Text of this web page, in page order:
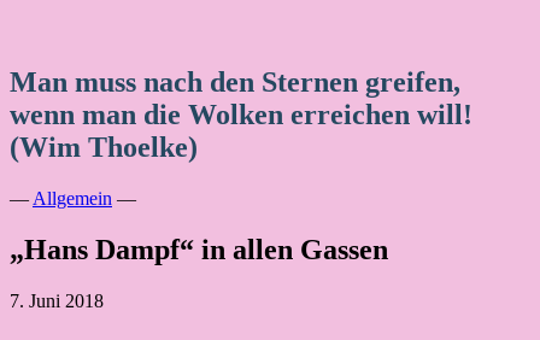
Man muss nach den Sternen greifen,
wenn man die Wolken erreichen will!
(Wim Thoelke)
— Allgemein —
„Hans Dampf“ in allen Gassen
7. Juni 2018